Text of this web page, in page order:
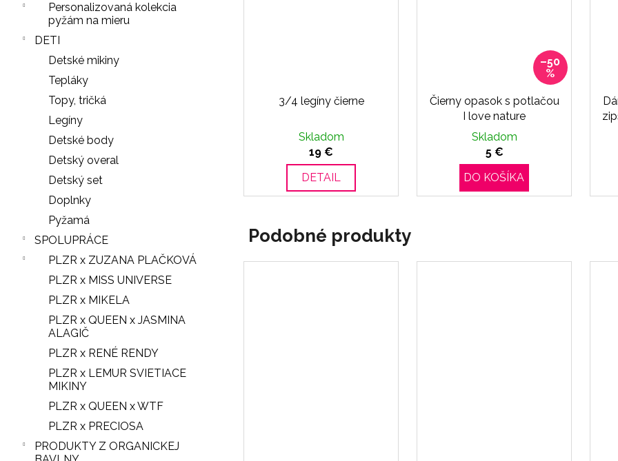
Personalizovaná kolekcia
pyžám na mieru
DETI
Detské mikiny
Tepláky
Topy, tričká
Legíny
Detské body
Detský overal
Detský set
Doplnky
Pyžamá
SPOLUPRÁCE
PLZR x ZUZANA PLAČKOVÁ
PLZR x MISS UNIVERSE
PLZR x MIKELA
PLZR x QUEEN x JASMINA
ALAGIČ
PLZR x RENÉ RENDY
PLZR x LEMUR SVIETIACE
MIKINY
PLZR x QUEEN x WTF
PLZR x PRECIOSA
PRODUKTY Z ORGANICKEJ
3/4 legíny čierne
Skladom
19 €
DETAIL
–50
%
Čierny opasok s potlačou
I love nature
Skladom
5 €
DO KOŠÍKA
Podobné produkty